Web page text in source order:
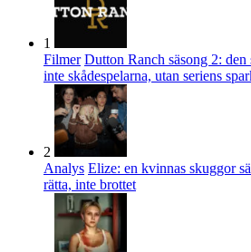
1
Filmer Dutton Ranch säsong 2:
inte skådespelarna, utan seriens
2
Analys Elize: en kvinnas skuggor
rätta, inte brottet